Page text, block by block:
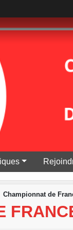
Championnat de